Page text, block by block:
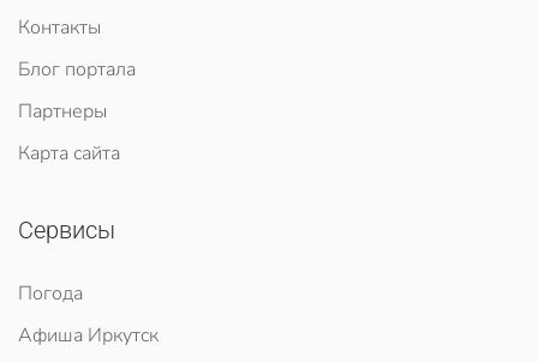
Контакты
Блог портала
Партнеры
Карта сайта
Сервисы
Погода
Афиша Иркутск